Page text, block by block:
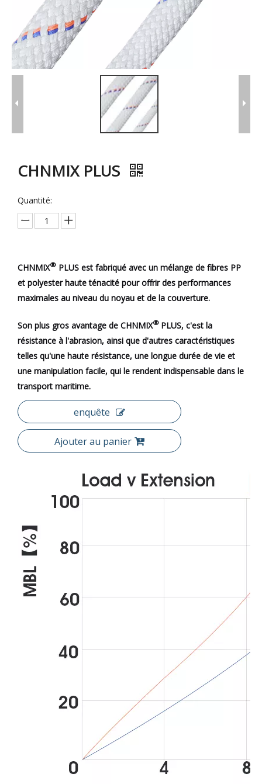
CHNMIX PLUS
Quantité:
CHNMIX® PLUS est fabriqué avec un mélange de fibres PP
et polyester haute ténacité pour offrir des performances
maximales au niveau du noyau et de la couverture.
Son plus gros avantage de CHNMIX® PLUS, c'est la
résistance à l'abrasion, ainsi que d'autres caractéristiques
telles qu'une haute résistance, une longue durée de vie et
une manipulation facile, qui le rendent indispensable dans le
transport maritime.
enquête
Ajouter au panier